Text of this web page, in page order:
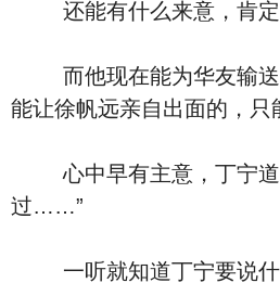
还能有什么来意，肯定
而他现在能为华友输送
能让徐帆远亲自出面的，只
心中早有主意，丁宁道
过……”
一听就知道丁宁要说什